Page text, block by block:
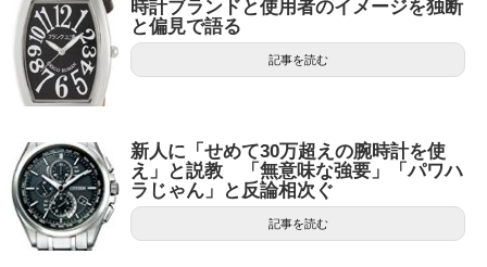
時計ブランドと使用者のイメージを独断
と偏見で語る
記事を読む
新人に「せめて30万超えの腕時計を使
え」と説教 「無意味な強要」「パワハ
ラじゃん」と反論相次ぐ
記事を読む